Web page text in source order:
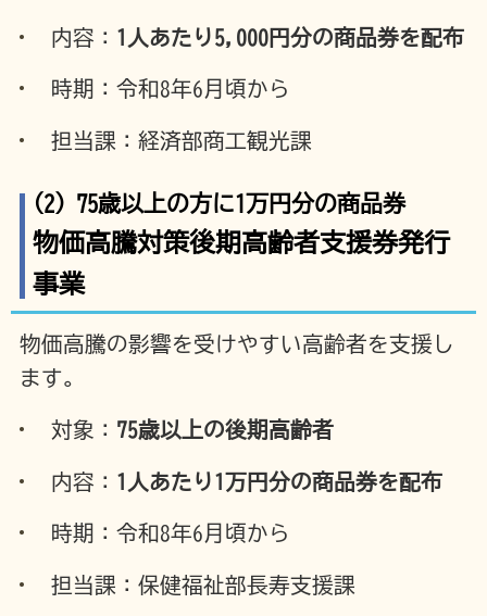
内容： 1人あたり5,000円分の商品券を配布
時期：令和8年6月頃から
担当課：経済部商工観光課
(2) 75歳以上の方に1万円分の商品券
物価高騰対策後期高齢者支援券発行
事業
物価高騰の影響を受けやすい高齢者を支援し
ます。
対象： 75歳以上の後期高齢者
内容： 1人あたり1万円分の商品券を配布
時期：令和8年6月頃から
担当課：保健福祉部長寿支援課